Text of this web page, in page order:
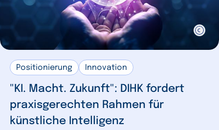
Positionierung Innovation
"KI. Macht. Zukunft": DIHK fordert
praxisgerechten Rahmen für
künstliche Intelligenz